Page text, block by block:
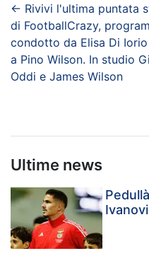
← Rivivi l'ultima puntata
di FootballCrazy,
condotto da Elisa Di
a Pino Wilson. In studio
Oddi e James Wilson
Ultime news